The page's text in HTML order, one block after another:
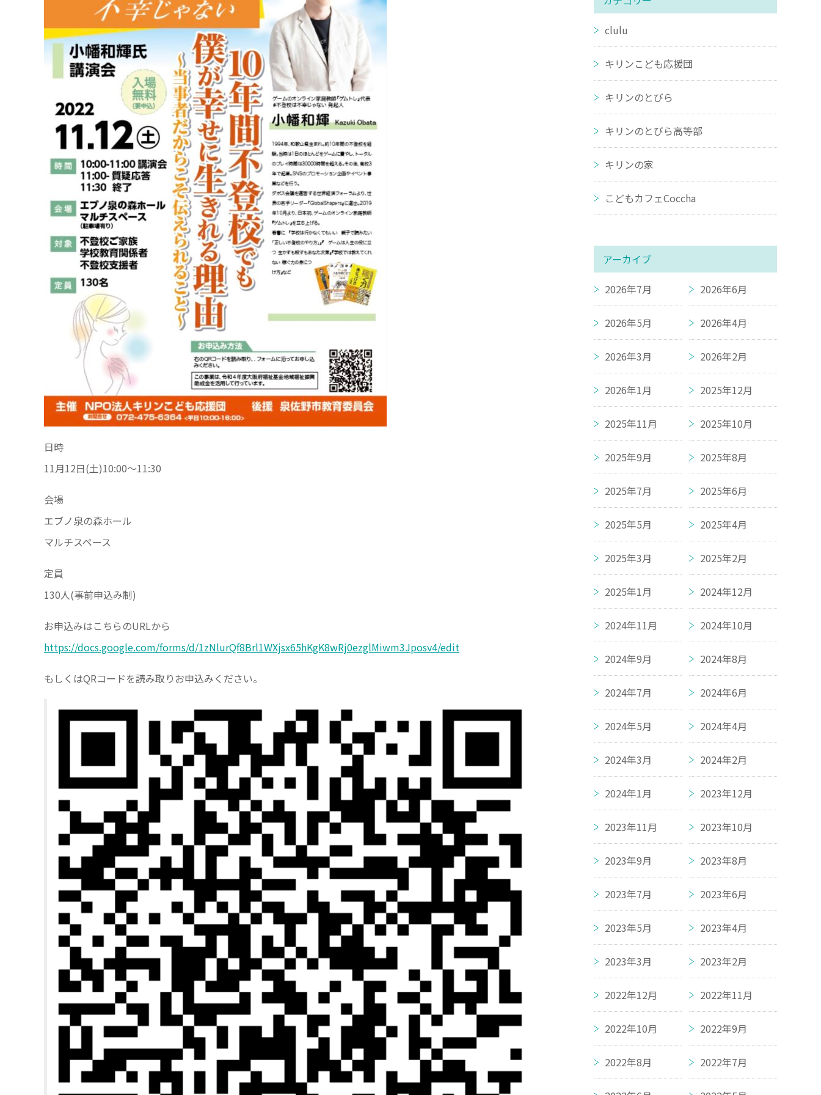
日時
11月12日(土)10:00〜11:30
会場
エブノ泉の森ホール
マルチスペース
定員
130人(事前申込み制)
お申込みはこちらのURLから
https://docs.google.com/forms/d/1zNlurQf8Brl1WXjsx65hKgK8wRj0ezglMiwm3Jposv4/edit
もしくはQRコードを読み取りお申込みください。
clulu
キリンこども応援団
キリンのとびら
キリンのとびら高等部
キリンの家
こどもカフェCoccha
アーカイブ
2026年7月 2026年6月
2026年5月 2026年4月
2026年3月 2026年2月
2026年1月 2025年12月
2025年11月 2025年10月
2025年9月 2025年8月
2025年7月 2025年6月
2025年5月 2025年4月
2025年3月 2025年2月
2025年1月 2024年12月
2024年11月 2024年10月
2024年9月 2024年8月
2024年7月 2024年6月
2024年5月 2024年4月
2024年3月 2024年2月
2024年1月 2023年12月
2023年11月 2023年10月
2023年9月 2023年8月
2023年7月 2023年6月
2023年5月 2023年4月
2023年3月 2023年2月
2022年12月 2022年11月
2022年10月 2022年9月
2022年8月 2022年7月